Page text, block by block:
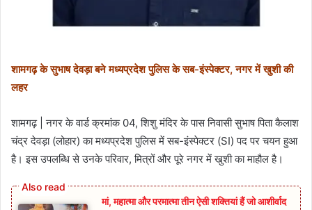
शामगढ़ के सुभाष देवड़ा बने मध्यप्रदेश पुलिस के सब-इंस्पेक्टर, नगर में खुशी की
लहर
शामगढ़ | नगर के वार्ड क्रमांक 04, शिशु मंदिर के पास निवासी सुभाष पिता कैलाश
चंद्र देवड़ा (लोहार) का मध्यप्रदेश पुलिस में सब-इंस्पेक्टर (SI) पद पर चयन हुआ
है। इस उपलब्धि से उनके परिवार, मित्रों और पूरे नगर में खुशी का माहौल है।
मां, महात्मा और परमात्मा तीन ऐसी शक्तियां हैं जो आशीर्वाद